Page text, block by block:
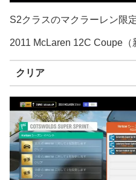
S2クラスのマクラーレン限
2011 McLaren 12C Coupe（
クリア